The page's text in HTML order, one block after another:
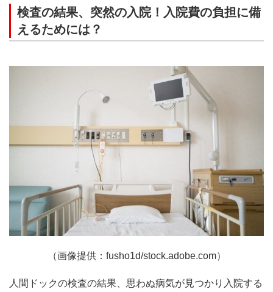
検査の結果、突然の入院！入院費の負担に備
えるためには？
（画像提供：fusho1d/stock.adobe.com）
人間ドックの検査の結果、思わぬ病気が見つかり入院する